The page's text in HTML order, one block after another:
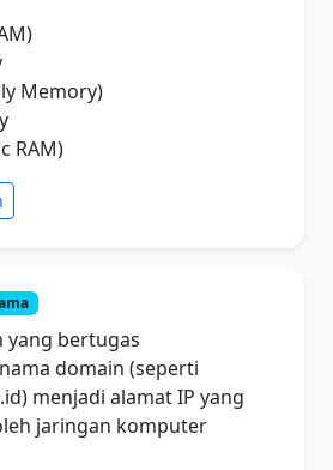
Memory)
RAM)
bertugas
domain (seperti
menjadi alamat IP yang
jaringan komputer